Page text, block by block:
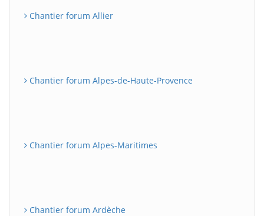
Chantier forum Allier
Chantier forum Alpes-de-Haute-Provence
Chantier forum Alpes-Maritimes
Chantier forum Ardèche